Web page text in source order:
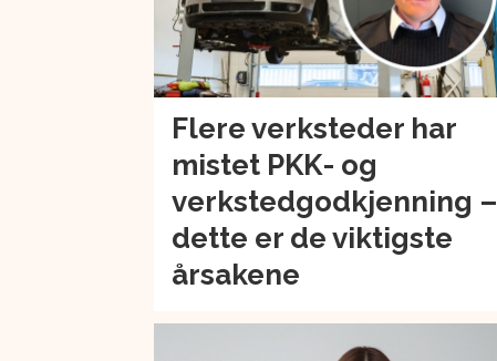
Flere verksteder har
mistet PKK- og
verkstedgodkjenning –
dette er de viktigste
årsakene